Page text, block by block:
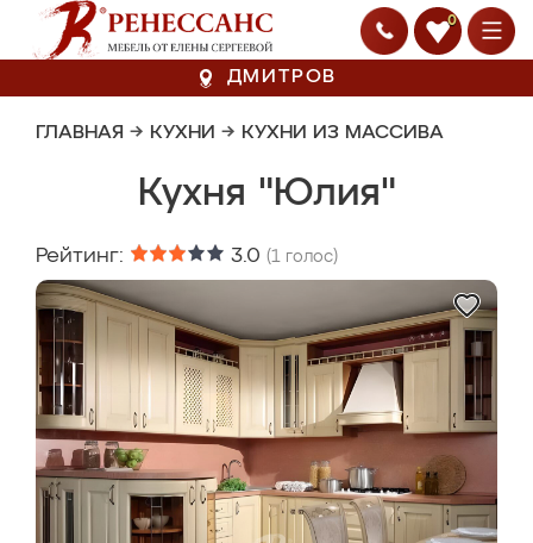
0
ДМИТРОВ
ГЛАВНАЯ → КУХНИ → КУХНИ ИЗ МАССИВА
Кухня "Юлия"
Рейтинг: 3.0 (1 голос)